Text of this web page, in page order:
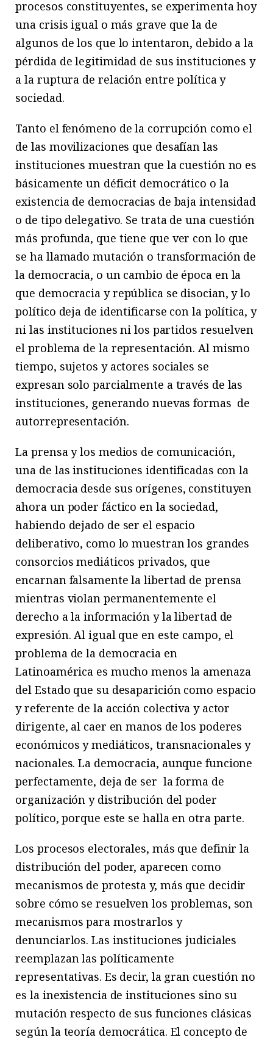
procesos constituyentes, se experimenta hoy
una crisis igual o más grave que la de
algunos de los que lo intentaron, debido a la
pérdida de legitimidad de sus instituciones y
a la ruptura de relación entre política y
sociedad.
Tanto el fenómeno de la corrupción como el
de las movilizaciones que desafían las
instituciones muestran que la cuestión no es
básicamente un déficit democrático o la
existencia de democracias de baja intensidad
o de tipo delegativo. Se trata de una cuestión
más profunda, que tiene que ver con lo que
se ha llamado mutación o transformación de
la democracia, o un cambio de época en la
que democracia y república se disocian, y lo
político deja de identificarse con la política, y
ni las instituciones ni los partidos resuelven
el problema de la representación. Al mismo
tiempo, sujetos y actores sociales se
expresan solo parcialmente a través de las
instituciones, generando nuevas formas de
autorrepresentación.
La prensa y los medios de comunicación,
una de las instituciones identificadas con la
democracia desde sus orígenes, constituyen
ahora un poder fáctico en la sociedad,
habiendo dejado de ser el espacio
deliberativo, como lo muestran los grandes
consorcios mediáticos privados, que
encarnan falsamente la libertad de prensa
mientras violan permanentemente el
derecho a la información y la libertad de
expresión. Al igual que en este campo, el
problema de la democracia en
Latinoamérica es mucho menos la amenaza
del Estado que su desaparición como espacio
y referente de la acción colectiva y actor
dirigente, al caer en manos de los poderes
económicos y mediáticos, transnacionales y
nacionales. La democracia, aunque funcione
perfectamente, deja de ser la forma de
organización y distribución del poder
político, porque este se halla en otra parte.
Los procesos electorales, más que definir la
distribución del poder, aparecen como
mecanismos de protesta y, más que decidir
sobre cómo se resuelven los problemas, son
mecanismos para mostrarlos y
denunciarlos. Las instituciones judiciales
reemplazan las políticamente
representativas. Es decir, la gran cuestión no
es la inexistencia de instituciones sino su
mutación respecto de sus funciones clásicas
según la teoría democrática. El concepto de